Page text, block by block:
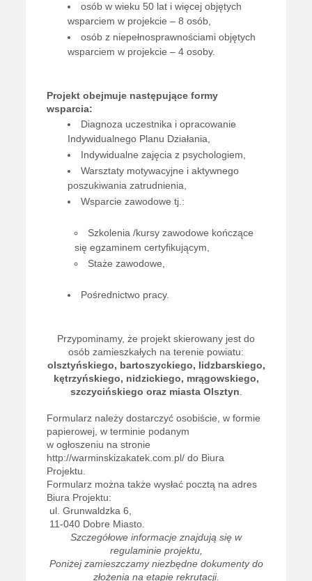
osób w wieku 50 lat i więcej objętych
wsparciem w projekcie – 8 osób,
osób z niepełnosprawnościami objętych
wsparciem w projekcie – 4 osoby.
Projekt obejmuje następujące formy
wsparcia:
Diagnoza uczestnika i opracowanie
Indywidualnego Planu Działania,
Indywidualne zajęcia z psychologiem,
Warsztaty motywacyjne i aktywnego
poszukiwania zatrudnienia,
Wsparcie zawodowe tj.:
Szkolenia /kursy zawodowe kończące
się egzaminem certyfikującym,
Staże zawodowe,
Pośrednictwo pracy.
Przypominamy, że projekt skierowany jest do
osób zamieszkałych na terenie powiatu:
olsztyńskiego, bartoszyckiego, lidzbarskiego,
kętrzyńskiego, nidzickiego, mrągowskiego,
szczycińskiego oraz miasta Olsztyn.
Formularz należy dostarczyć osobiście, w formie
papierowej, w terminie podanym
w ogłoszeniu na stronie
http://warminskizakatek.com.pl/ do Biura
Projektu.
Formularz można także wysłać pocztą na adres
Biura Projektu:
ul. Grunwaldzka 6,
11-040 Dobre Miasto.
Szczegółowe informacje znajdują się w
regulaminie projektu,
Poniżej zamieszczamy niezbędne dokumenty do
złożenia na etapie rekrutacji.